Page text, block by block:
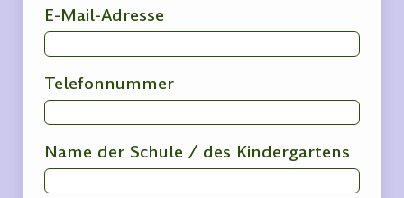
E-Mail-Adresse
Telefonnummer
Name der Schule / des Kindergartens